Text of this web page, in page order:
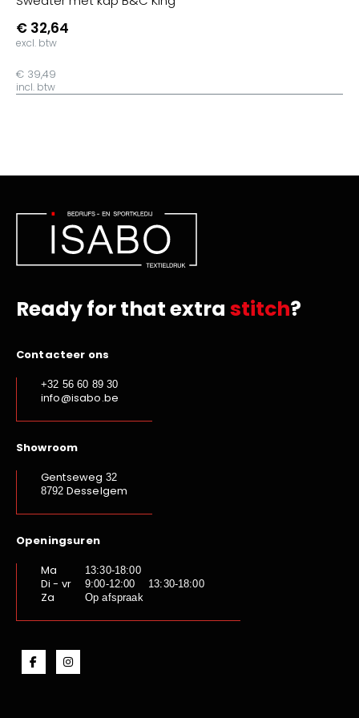
€ 32,64
excl. btw
€ 39,49
incl. btw
Ready for that extra stitch?
Contacteer ons
+32 56 60 89 30
info@isabo.be
Showroom
Gentseweg 32
8792 Desselgem
Openingsuren
Ma
13:30-18:00
Di - vr 9:00-12:00 13:30-18:00
Za Op afspraak